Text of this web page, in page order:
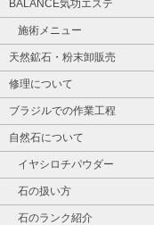
BALANCE気功エステ
施術メニュー
天然鉱石・粉末卸販売
修理について
ブラジルでの作業工程
自然石について
イヤシロチパウダー
石の扱い方
石のランク紹介